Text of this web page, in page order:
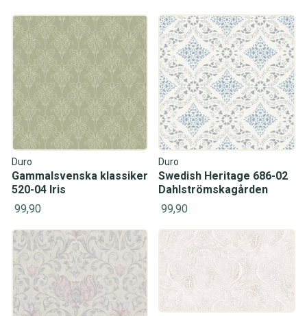
Duro
Gammalsvenska klassiker
520-04 Iris
99,90
Duro
Swedish Heritage 686-02
Dahlströmskagården
99,90